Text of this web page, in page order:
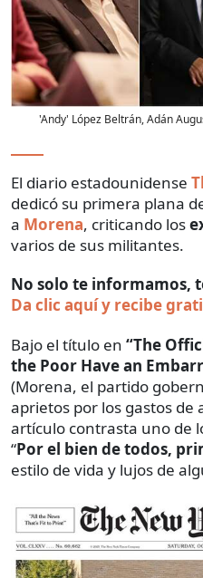
'Andy' López Beltrán, Adán
El diario estadounidense
dedicó su primera plana
a Morena, criticando los
varios de sus militantes.
No solo te informamos,
Da clic aquí y recibe
Bajo el título en “The
the Poor Have an
(Morena, el partido
aprietos por los gastos de
artículo contrasta uno de
“Por el bien de todos,
estilo de vida y lujos de